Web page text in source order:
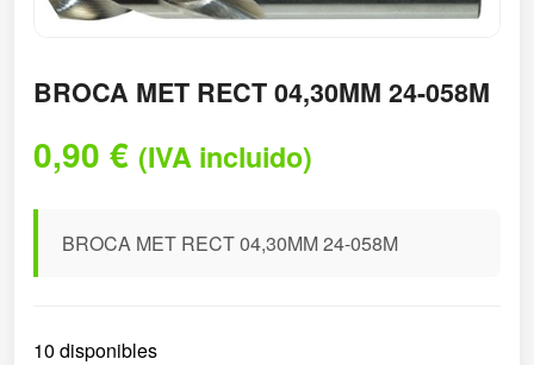
BROCA MET RECT 04,30MM 24-058M
0,90 € (IVA incluido)
BROCA MET RECT 04,30MM 24-058M
10 disponibles